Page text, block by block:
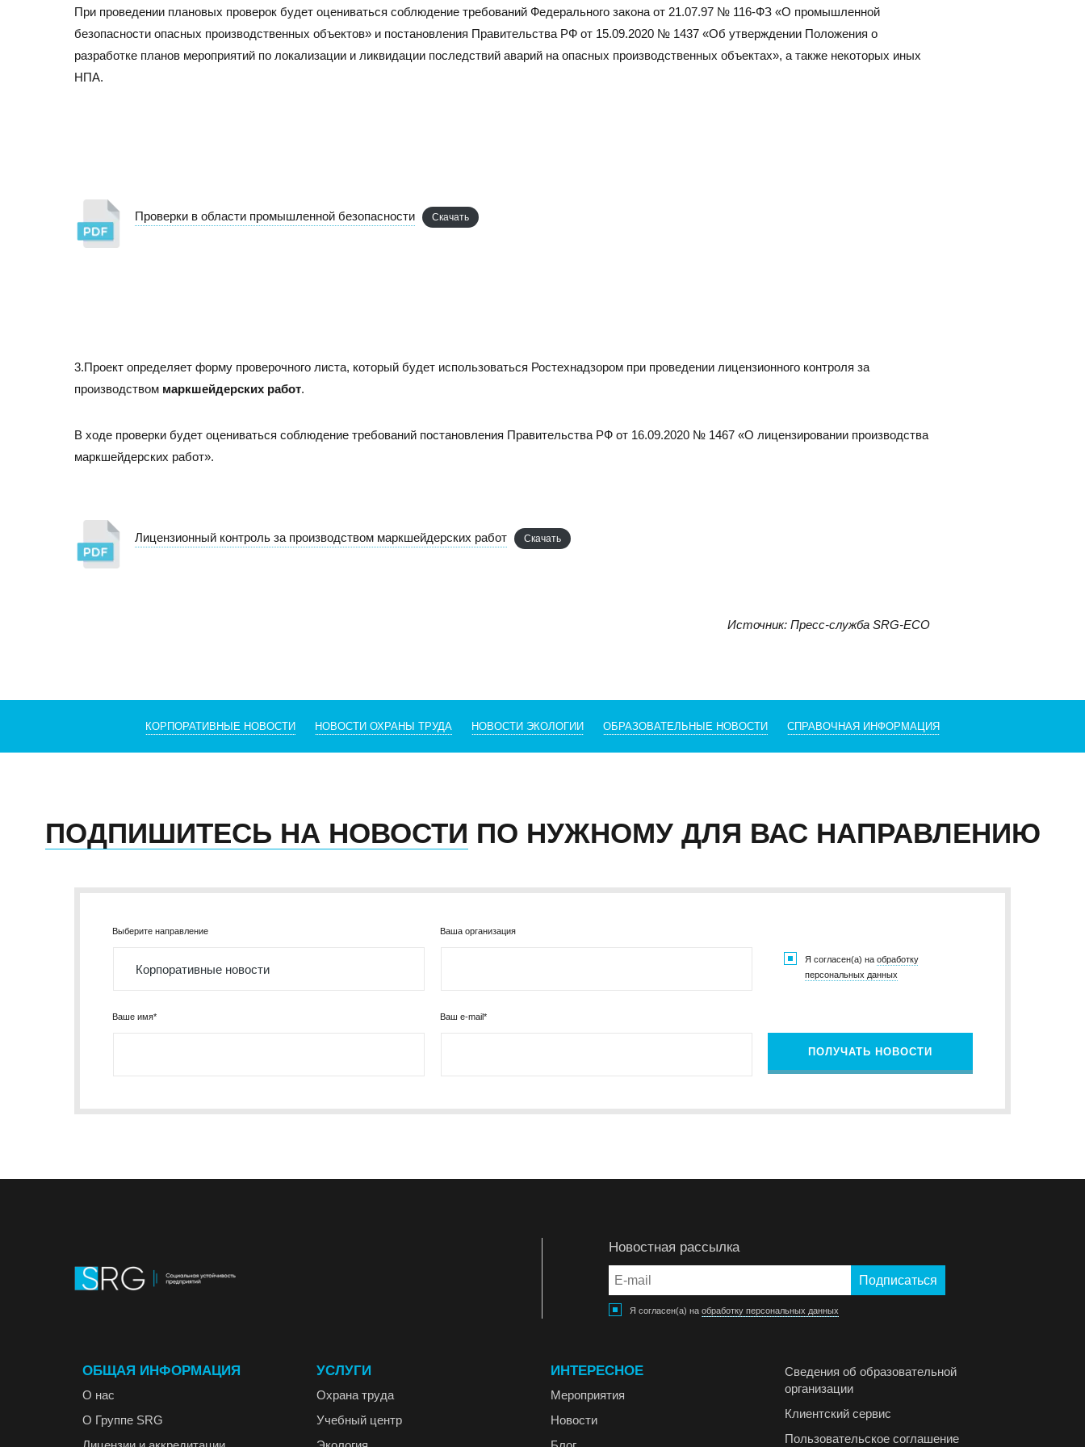
При проведении плановых проверок будет оцениваться соблюдение требований Федерального закона от 21.07.97 № 116-ФЗ «О промышленной
безопасности опасных производственных объектов» и постановления Правительства РФ от 15.09.2020 № 1437 «Об утверждении Положения о
разработке планов мероприятий по локализации и ликвидации последствий аварий на опасных производственных объектах», а также некоторых иных
НПА.
Проверки в области промышленной безопасности Скачать
3.Проект определяет форму проверочного листа, который будет использоваться Ростехнадзором при проведении лицензионного контроля за
производством маркшейдерских работ.
В ходе проверки будет оцениваться соблюдение требований постановления Правительства РФ от 16.09.2020 № 1467 «О лицензировании производства
маркшейдерских работ».
Лицензионный контроль за производством маркшейдерских работ Скачать
Источник: Пресс-служба SRG-ECO
КОРПОРАТИВНЫЕ НОВОСТИ НОВОСТИ ОХРАНЫ ТРУДА НОВОСТИ ЭКОЛОГИИ ОБРАЗОВАТЕЛЬНЫЕ НОВОСТИ СПРАВОЧНАЯ ИНФОРМАЦИЯ
ПОДПИШИТЕСЬ НА НОВОСТИ ПО НУЖНОМУ ДЛЯ ВАС НАПРАВЛЕНИЮ
Выберите направление Ваша организация
Ваше имя* Ваш e-mail*
Я согласен(а) на обработку
персональных данных
ПОЛУЧАТЬ НОВОСТИ
Новостная рассылка
Я согласен(а) на обработку персональных данных
ОБЩАЯ ИНФОРМАЦИЯ
О нас
О Группе SRG
УСЛУГИ
Охрана труда
Учебный центр
ИНТЕРЕСНОЕ
Мероприятия
Новости
Сведения об образовательной
организации
Клиентский сервис
Пользовательское соглашение